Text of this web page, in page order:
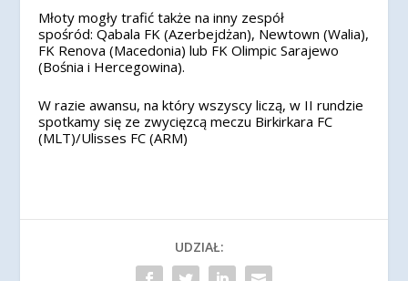
Młoty mogły trafić także na inny zespół
spośród: Qabala FK (Azerbejdżan), Newtown (Walia),
FK Renova (Macedonia) lub FK Olimpic Sarajewo
(Bośnia i Hercegowina).
W razie awansu, na który wszyscy liczą, w II rundzie
spotkamy się ze zwycięzcą meczu Birkirkara FC
(MLT)/Ulisses FC (ARM)
UDZIAŁ: